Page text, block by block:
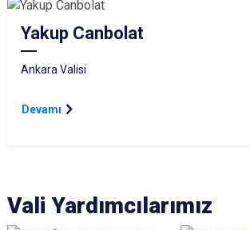
Yakup Canbolat
Ankara Valisi
Devamı
Vali Yardımcılarımız